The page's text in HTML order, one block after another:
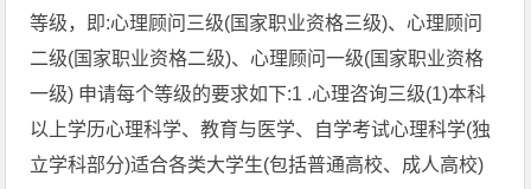
等级，即:心理顾问三级(国家职业资格三级)、心理顾问
二级(国家职业资格二级)、心理顾问一级(国家职业资格
一级) 申请每个等级的要求如下:1 .心理咨询三级(1)本科
以上学历心理科学、教育与医学、自学考试心理科学(独
立学科部分)适合各类大学生(包括普通高校、成人高校)